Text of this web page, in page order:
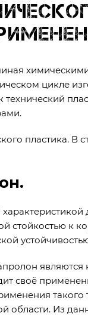
цикле
пластика. В
стойкостью к
являются
своё
такого
Из